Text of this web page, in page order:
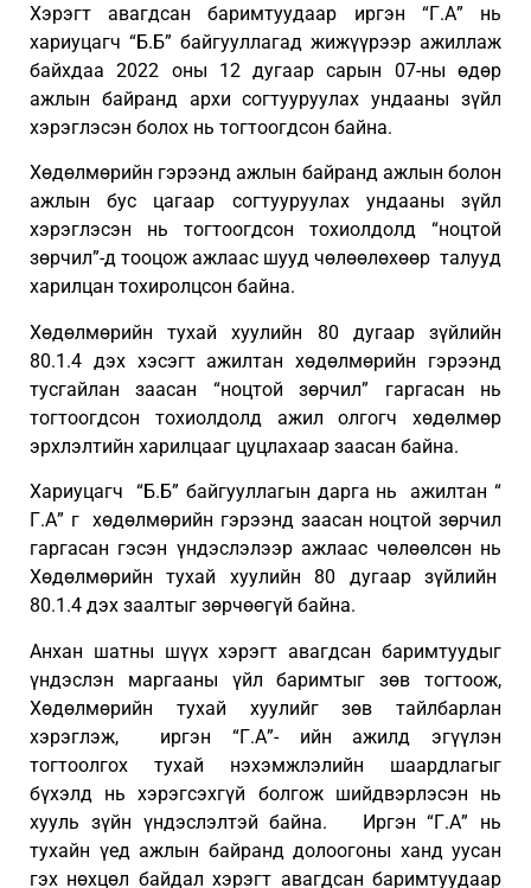
Хэрэгт авагдсан баримтуудаар иргэн “Г.А” нь
хариуцагч “Б.Б” байгууллагад жижүүрээр ажиллаж
байхдаа 2022 оны 12 дугаар сарын 07-ны өдөр
ажлын байранд архи согтууруулах ундааны зүйл
хэрэглэсэн болох нь тогтоогдсон байна.
Хөдөлмөрийн гэрээнд ажлын байранд ажлын болон
ажлын бус цагаар согтууруулах ундааны зүйл
хэрэглэсэн нь тогтоогдсон тохиолдолд “ноцтой
зөрчил”-д тооцож ажлаас шууд чөлөөлөхөөр талууд
харилцан тохиролцсон байна.
Хөдөлмөрийн тухай хуулийн 80 дугаар зүйлийн
80.1.4 дэх хэсэгт ажилтан хөдөлмөрийн гэрээнд
тусгайлан заасан “ноцтой зөрчил” гаргасан нь
тогтоогдсон тохиолдолд ажил олгогч хөдөлмөр
эрхлэлтийн харилцааг цуцлахаар заасан байна.
Хариуцагч “Б.Б” байгууллагын дарга нь ажилтан “
Г.А” г хөдөлмөрийн гэрээнд заасан ноцтой зөрчил
гаргасан гэсэн үндэслэлээр ажлаас чөлөөлсөн нь
Хөдөлмөрийн тухай хуулийн 80 дугаар зүйлийн
80.1.4 дэх заалтыг зөрчөөгүй байна.
Анхан шатны шүүх хэрэгт авагдсан баримтуудыг
үндэслэн маргааны үйл баримтыг зөв тогтоож,
Хөдөлмөрийн тухай хуулийг зөв тайлбарлан
хэрэглэж, иргэн “Г.А”- ийн ажилд эгүүлэн
тогтоолгох тухай нэхэмжлэлийн шаардлагыг
бүхэлд нь хэрэгсэхгүй болгож шийдвэрлэсэн нь
хууль зүйн үндэслэлтэй байна. Иргэн “Г.А” нь
тухайн үед ажлын байранд долоогоны ханд уусан
гэх нөхцөл байдал хэрэгт авагдсан баримтуудаар